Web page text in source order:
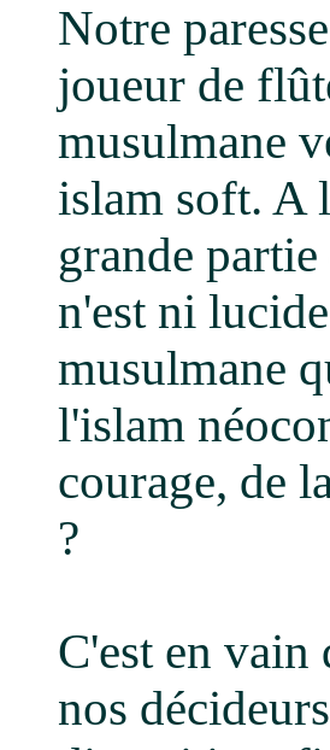
Notre
joueur de
musulmane
islam soft. A
grande
n'est ni
musulmane
l'islam
courage, de
?
C'est en vain
nos